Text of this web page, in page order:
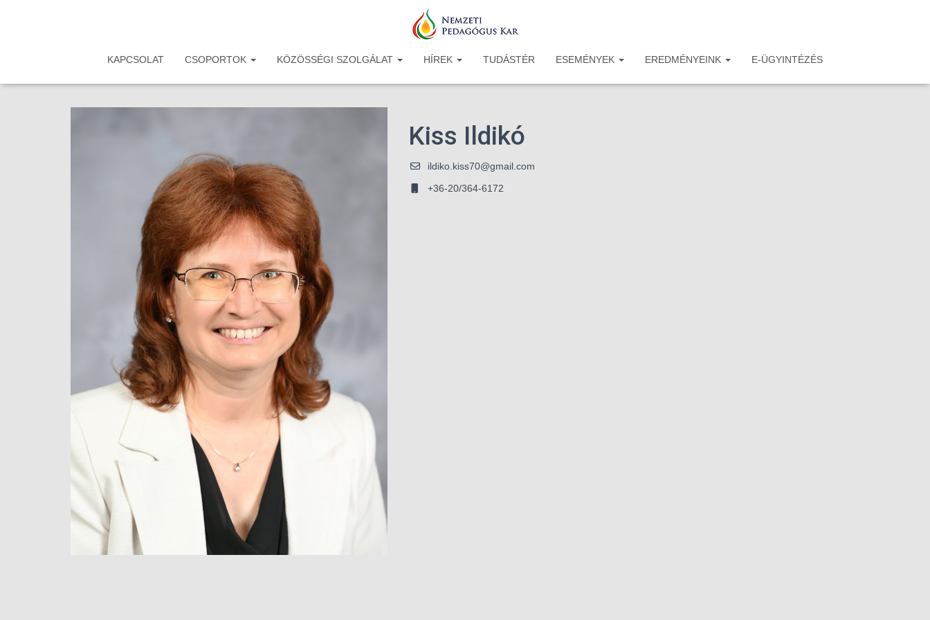
KAPCSOLAT CSOPORTOK KÖZÖSSÉGI SZOLGÁLAT HÍREK TUDÁSTÉR ESEMÉNYEK EREDMÉNYEINK E-ÜGYINTÉZÉS
Kiss Ildikó
ildiko.kiss70@gmail.com
+36-20/364-6172